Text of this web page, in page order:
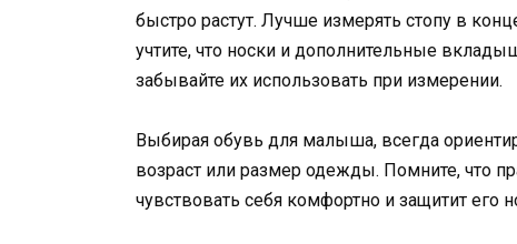
быстро растут. Лучше измерять стопу в
учтите, что носки и дополнительные
забывайте их использовать при измерении.
Выбирая обувь для малыша, всегда
возраст или размер одежды. Помните, что
чувствовать себя комфортно и защитит